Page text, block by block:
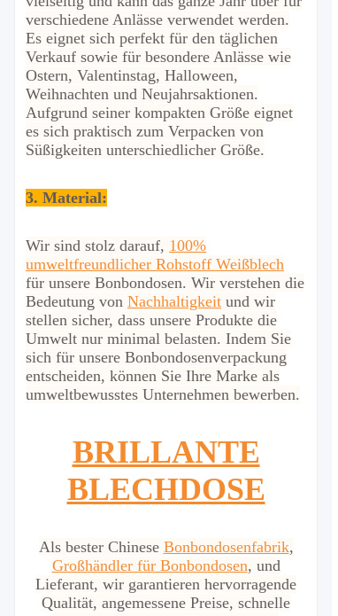
verschiedene Anlässe verwendet werden.
Es eignet sich perfekt für den täglichen
Verkauf sowie für besondere Anlässe wie
Ostern, Valentinstag, Halloween,
Weihnachten und Neujahrsaktionen.
Aufgrund seiner kompakten Größe eignet
es sich praktisch zum Verpacken von
Süßigkeiten unterschiedlicher Größe.
3. Material:
Wir sind stolz darauf, 100%
umweltfreundlicher Rohstoff Weißblech
für unsere Bonbondosen. Wir verstehen die
Bedeutung von Nachhaltigkeit und wir
stellen sicher, dass unsere Produkte die
Umwelt nur minimal belasten. Indem Sie
sich für unsere Bonbondosenverpackung
entscheiden, können Sie Ihre Marke als
umweltbewusstes Unternehmen bewerben.
BRILLANTE
BLECHDOSE
Als bester Chinese Bonbondosenfabrik,
Großhändler für Bonbondosen, und
Lieferant, wir garantieren hervorragende
Qualität, angemessene Preise, schnelle